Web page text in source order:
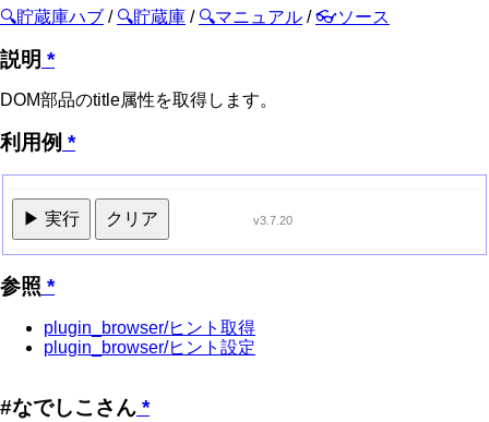
🔍貯蔵庫ハブ / 🔍貯蔵庫 / 🔍マニュアル /👓ソース
説明 *
DOM部品のtitle属性を取得します。
利用例 *
▶ 実行 クリア v3.7.20
参照 *
plugin_browser/ヒント取得
plugin_browser/ヒント設定
#なでしこさん *